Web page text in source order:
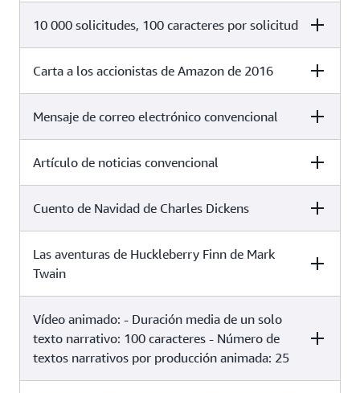
Text Length Speech Duration Standard TTS
4,00 USD
10 000 solicitudes, 100 caracteres por solicitud
Text Length Speech Duration Standard TTS
4,00 USD
Carta a los accionistas de Amazon de 2016
Text Length Speech Duration Standard TTS
0,005 USD
Mensaje de correo electrónico convencional
Text Length Speech Duration Standard TTS
Artículo de noticias convencional
Text Length Speech Duration Standard TTS
~6 500 caracteres,
tres páginas
0,03 USD
Cuento de Navidad de Charles Dickens
Text Length Speech Duration
~165 000
caracteres, 64
páginas
~3 horas 50
minutos
0,66 USD
Las aventuras de Huckleberry Finn de Mark
Twain
Text Length Speech Duration Standard TTS
~600 000
~13 horas 50
Vídeo animado: - Duración media de un solo
texto narrativo: 100 caracteres - Número de
textos narrativos por producción animada: 25